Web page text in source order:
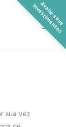
sua vez
A
v
a
l
i
e
s
e
u
s
i
n
v
e
s
t
i
m
e
n
t
o
s